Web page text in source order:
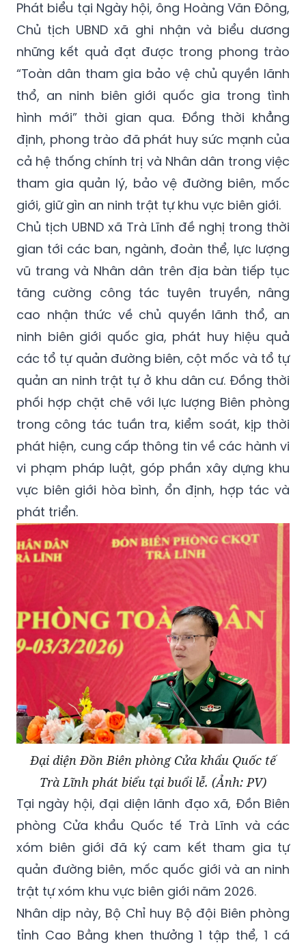
Phát biểu tại Ngày hội, ông Hoàng Văn Đông,
Chủ tịch UBND xã ghi nhận và biểu dương
những kết quả đạt được trong phong trào
“Toàn dân tham gia bảo vệ chủ quyền lãnh
thổ, an ninh biên giới quốc gia trong tình
hình mới” thời gian qua. Đồng thời khẳng
định, phong trào đã phát huy sức mạnh của
cả hệ thống chính trị và Nhân dân trong việc
tham gia quản lý, bảo vệ đường biên, mốc
giới, giữ gìn an ninh trật tự khu vực biên giới.
Chủ tịch UBND xã Trà Lĩnh đề nghị trong thời
gian tới các ban, ngành, đoàn thể, lực lượng
vũ trang và Nhân dân trên địa bàn tiếp tục
tăng cường công tác tuyên truyền, nâng
cao nhận thức về chủ quyền lãnh thổ, an
ninh biên giới quốc gia, phát huy hiệu quả
các tổ tự quản đường biên, cột mốc và tổ tự
quản an ninh trật tự ở khu dân cư. Đồng thời
phối hợp chặt chẽ với lực lượng Biên phòng
trong công tác tuần tra, kiểm soát, kịp thời
phát hiện, cung cấp thông tin về các hành vi
vi phạm pháp luật, góp phần xây dựng khu
vực biên giới hòa bình, ổn định, hợp tác và
phát triển.
Đại diện Đồn Biên phòng Cửa khẩu Quốc tế
Trà Lĩnh phát biểu tại buổi lễ. (Ảnh: PV)
Tại ngày hội, đại diện lãnh đạo xã, Đồn Biên
phòng Cửa khẩu Quốc tế Trà Lĩnh và các
xóm biên giới đã ký cam kết tham gia tự
quản đường biên, mốc quốc giới và an ninh
trật tự xóm khu vực biên giới năm 2026.
Nhân dịp này, Bộ Chỉ huy Bộ đội Biên phòng
tỉnh Cao Bằng khen thưởng 1 tập thể, 1 cá